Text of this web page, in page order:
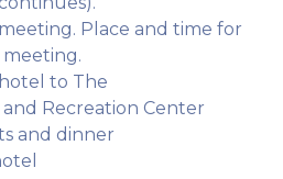
Place and time for
to The
Recreation Center
and dinner